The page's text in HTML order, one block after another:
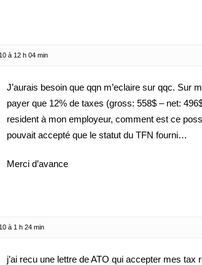
à 12 h 04 min
J’aurais besoin que qqn m’eclaire sur qqc. Sur
payer que 12% de taxes (gross: 558$ – net:
resident à mon employeur, comment est ce
pouvait accepté que le statut du TFN fourni…
Merci d’avance
à 1 h 24 min
j’ai recu une lettre de ATO qui accepter mes tax